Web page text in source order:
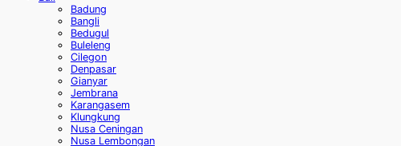
Badung
Bangli
Bedugul
Buleleng
Cilegon
Denpasar
Gianyar
Jembrana
Karangasem
Klungkung
Nusa Ceningan
Nusa Lembongan